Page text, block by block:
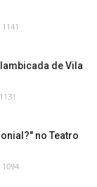
1141
de Vila
1131
no Teatro
1094